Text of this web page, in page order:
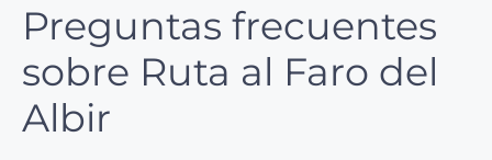
Preguntas frecuentes
sobre Ruta al Faro del
Albir